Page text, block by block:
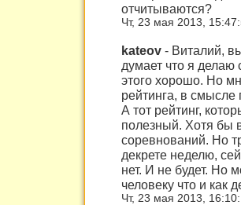
отчитываются?
Чт, 23 мая 2013,
kateov - Виталий,
думает что я делаю
этого хорошо. Но
рейтинга, в смысле
А тот рейтинг,
полезный. Хотя бы
соревнований. Но
декрете неделю,
нет. И не будет. Но
человеку что и как
Чт, 23 мая 2013,